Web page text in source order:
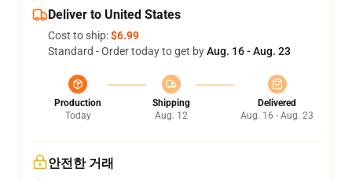
Deliver to United States
Cost to ship:$6.99
Standard - Order today to get byAug. 16 - Aug. 23
Production
Today
Shipping
Aug. 12
Delivered
Aug. 16 - Aug. 23
안전한 거래